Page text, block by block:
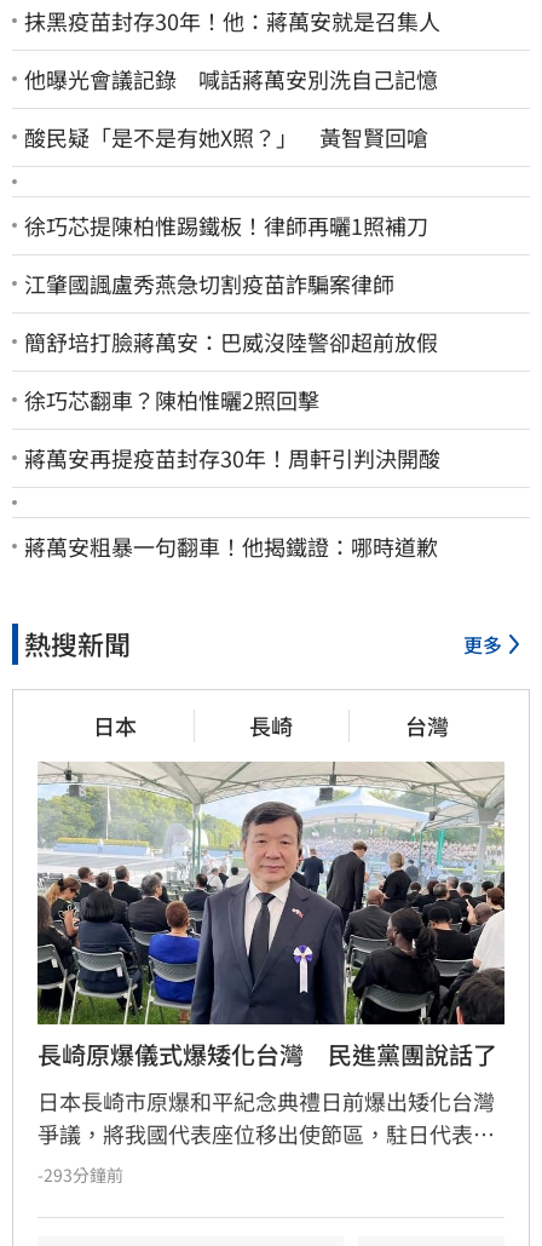
抹黑疫苗封存30年！他：蔣萬安就是召集人
他曝光會議記錄 喊話蔣萬安別洗自己記憶
酸民疑「是不是有她X照？」 黃智賢回嗆
徐巧芯提陳柏惟踢鐵板！律師再曬1照補刀
江肇國諷盧秀燕急切割疫苗詐騙案律師
簡舒培打臉蔣萬安：巴威沒陸警卻超前放假
徐巧芯翻車？陳柏惟曬2照回擊
蔣萬安再提疫苗封存30年！周軒引判決開酸
蔣萬安粗暴一句翻車！他揭鐵證：哪時道歉
熱搜新聞 更多
日本 長崎 台灣
長崎原爆儀式爆矮化台灣　民進黨團說話了
日本長崎市原爆和平紀念典禮日前爆出矮化台灣
爭議，將我國代表座位移出使節區，駐日代表李
逸洋為捍衛國格拒絕出席。民進黨團對此表達嚴
-293分鐘前